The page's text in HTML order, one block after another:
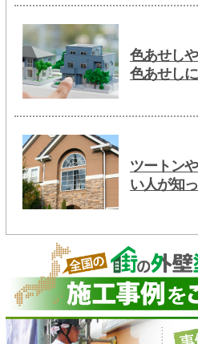
色あせし
色あせし
ツートン
い人が知